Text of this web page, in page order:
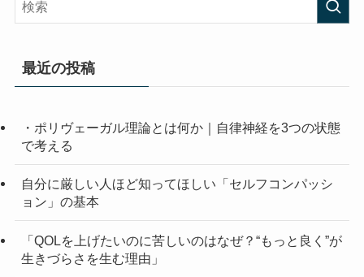
最近の投稿
・ポリヴェーガル理論とは何か｜自律神経を3つの状態
で考える
自分に厳しい人ほど知ってほしい「セルフコンパッシ
ョン」の基本
「QOLを上げたいのに苦しいのはなぜ？“もっと良く”が
生きづらさを生む理由」